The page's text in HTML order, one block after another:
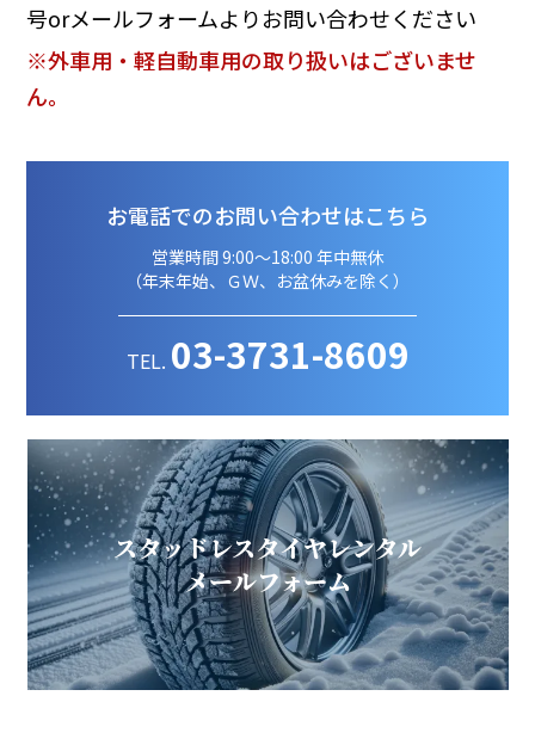
号orメールフォームよりお問い合わせください
※外車用・軽自動車用の取り扱いはございませ
ん。
お電話でのお問い合わせはこちら
営業時間 9:00～18:00 年中無休
（年末年始、ＧＷ、お盆休みを除く）
TEL. 03-3731-8609
スタッドレスタイヤレンタル
メールフォーム